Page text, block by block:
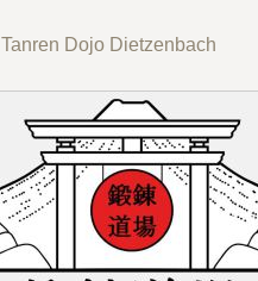
Tanren Dojo Dietzenbach